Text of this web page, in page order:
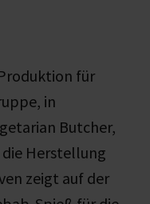
für
in
Butcher,
Herstellung
zeigt auf der